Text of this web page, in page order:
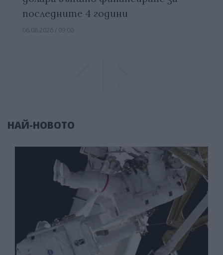
последните 4 години
06.08.2026 / 09:00
НАЙ-НОВОТО